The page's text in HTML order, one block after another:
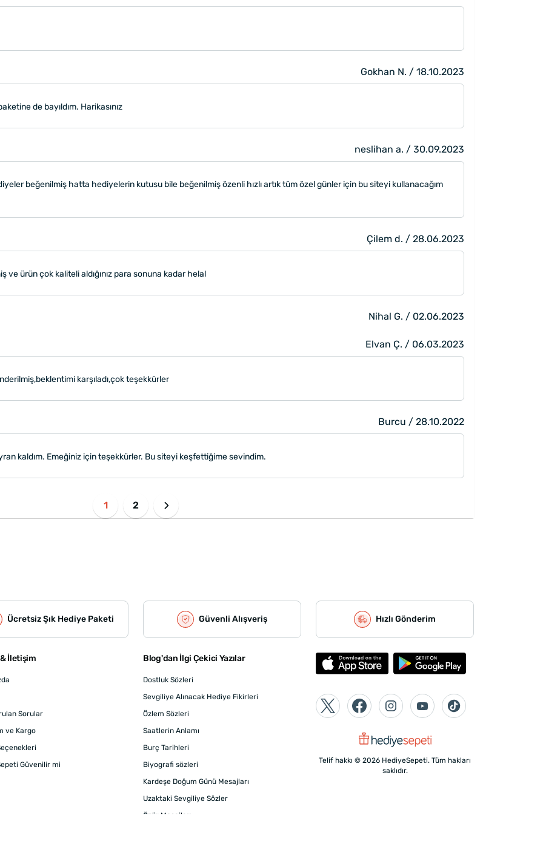
Gokhan N. / 18.10.2023
de bayıldım. Harikasınız
neslihan a. / 30.09.2023
beğenilmiş hatta hediyelerin kutusu bile beğenilmiş özenli hızlı artık tüm özel günler için bu siteyi kullanacağım
Çilem d. / 28.06.2023
ve ürün çok kaliteli aldığınız para sonuna kadar helal
Nihal G. / 02.06.2023
Elvan Ç. / 06.03.2023
karşıladı,çok teşekkürler
Burcu / 28.10.2022
kaldım. Emeğiniz için teşekkürler. Bu siteyi keşfettiğime sevindim.
1 2
Ücretsiz Şık Hediye Paketi Güvenli Alışveriş Hızlı Gönderim
İletişim
Sorular
ve Kargo
Güvenilir mi
Blog'dan İlgi Çekici Yazılar
Dostluk Sözleri
Sevgiliye Alınacak Hediye Fikirleri
Özlem Sözleri
Saatlerin Anlamı
Burç Tarihleri
Biyografi sözleri
Kardeşe Doğum Günü Mesajları
Uzaktaki Sevgiliye Sözler
Özür Mesajları
Telif hakkı © 2026 HediyeSepeti. Tüm hakları
saklıdır.